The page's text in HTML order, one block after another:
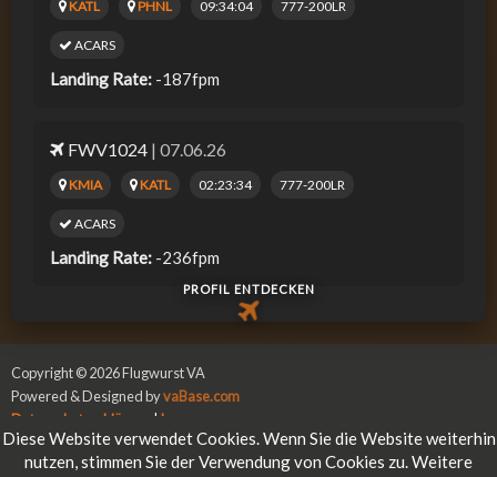
PROFIL ENTDECKEN
KATL PHNL 09:34:04 777-200LR
ACARS
Landing Rate: -187fpm
FWV1024 | 07.06.26
KMIA KATL 02:23:34 777-200LR
ACARS
Landing Rate: -236fpm
Diese Website verwendet Cookies. Wenn Sie die Website weiterhin
nutzen, stimmen Sie der Verwendung von Cookies zu. Weitere
Copyright © 2026 Flugwurst VA
Powered & Designed byvaBase.com
Datenschutzerklärung | Impressum